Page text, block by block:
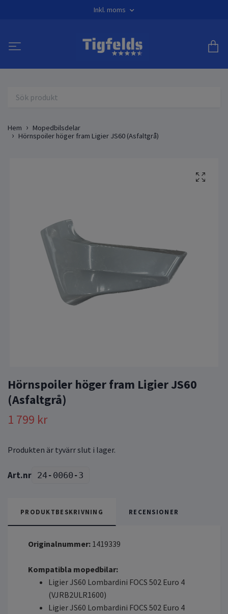
Inkl. moms
Hem
Mopedbilsdelar
Hörnspoiler höger fram Ligier JS60 (Asfaltgrå)
Hörnspoiler höger fram Ligier JS60
(Asfaltgrå)
1 799 kr
Produkten är tyvärr slut i lager.
24-0060-3
PRODUKTBESKRIVNING RECENSIONER
Originalnummer: 1419339
Kompatibla mopedbilar:
Ligier JS60 Lombardini FOCS 502 Euro 4
(VJRB2ULR1600)
Ligier JS60 Lombardini FOCS 502 Euro 4